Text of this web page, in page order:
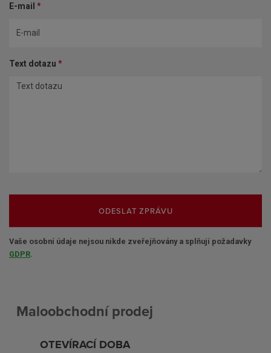
E-mail *
Text dotazu *
ODESLAT ZPRÁVU
Vaše osobní údaje nejsou nikde zveřejňovány a splňují požadavky
GDPR
Maloobchodní prodej
OTEVÍRACÍ DOBA